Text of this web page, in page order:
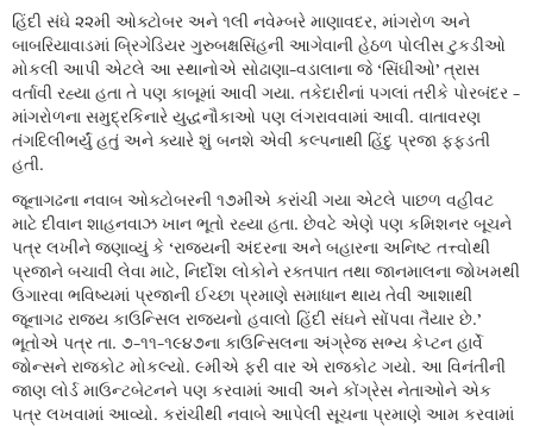
હિંદી સંઘે ૨૨મી ઓક્ટોબર અને ૧લી નવેમ્બરે માણાવદર, માંગરોળ અને
બાબરિયાવાડમાં બ્રિગેડિયર ગુરુબક્ષસિંહની આગેવાની હેઠળ પોલીસ ટુકડીઓ
મોકલી આપી એટલે આ સ્થાનોએ સોઢાણા-વડાલાના જે ‘સિંઘીઓ’ ત્રાસ
વર્તાવી રહ્યા હતા તે પણ કાબૂમાં આવી ગયા. તકેદારીનાં પગલાં તરીકે પોરબંદર -
માંગરોળના સમુદ્રકિનારે યુદ્ધનૌકાઓ પણ લંગરાવવામાં આવી. વાતાવરણ
તંગદિલીભર્યું હતું અને ક્યારે શું બનશે એવી કલ્પનાથી હિંદુ પ્રજા ફફડતી
હતી.
જૂનાગઢના નવાબ ઓક્ટોબરની ૧૭મીએ કરાંચી ગયા એટલે પાછળ વહીવટ
માટે દીવાન શાહનવાઝ ખાન ભૂતો રહ્યા હતા. છેવટે એણે પણ કમિશનર બૂચને
પત્ર લખીને જણાવ્યું કે ‘રાજ્યની અંદરના અને બહારના અનિષ્ટ તત્ત્વોથી
પ્રજાને બચાવી લેવા માટે, નિર્દોશ લોકોને રક્તપાત તથા જાનમાલના જોખમથી
ઉગારવા ભવિષ્યમાં પ્રજાની ઈચ્છા પ્રમાણે સમાધાન થાય તેવી આશાથી
જૂનાગઢ રાજ્ય કાઉન્સિલ રાજ્યનો હવાલો હિંદી સંઘને સોંપવા તૈયાર છે.’
ભૂતોએ પત્ર તા. ૭-૧૧-૧૯૪૭ના કાઉન્સિલના અંગ્રેજ સભ્ય કેપ્ટન હાર્વે
જોન્સને રાજકોટ મોકલ્યો. ૯મીએ ફરી વાર એ રાજકોટ ગયો. આ વિનંતીની
જાણ લોર્ડ માઉન્ટબેટનને પણ કરવામાં આવી અને કોંગ્રેસ નેતાઓને એક
પત્ર લખવામાં આવ્યો. કરાંચીથી નવાબે આપેલી સૂચના પ્રમાણે આમ કરવામાં